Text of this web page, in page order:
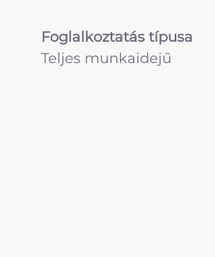
Foglalkoztatás típusa
Teljes munkaidejű